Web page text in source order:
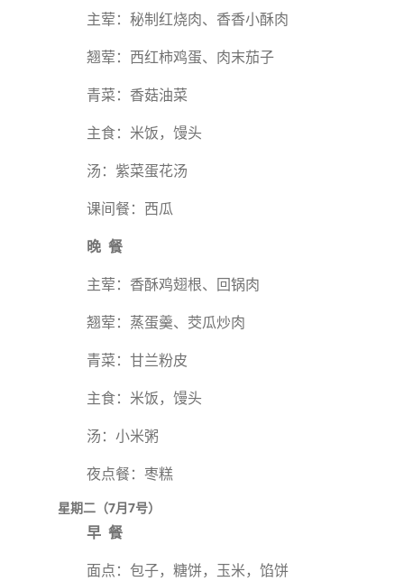
主荤：秘制红烧肉、香香小酥肉
翘荤：西红柿鸡蛋、肉末茄子
青菜：香菇油菜
主食：米饭，馒头
汤：紫菜蛋花汤
课间餐：西瓜
晚 餐
主荤：香酥鸡翅根、回锅肉
翘荤：蒸蛋羹、茭瓜炒肉
青菜：甘兰粉皮
主食：米饭，馒头
汤：小米粥
夜点餐：枣糕
星期二（7月7号）
早 餐
面点：包子，糖饼，玉米，馅饼